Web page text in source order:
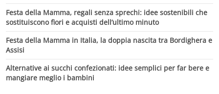
Festa della Mamma, regali senza sprechi: idee sostenibili che
sostituiscono fiori e acquisti dell’ultimo minuto
Festa della Mamma in Italia, la doppia nascita tra Bordighera e
Assisi
Alternative ai succhi confezionati: idee semplici per far bere e
mangiare meglio i bambini